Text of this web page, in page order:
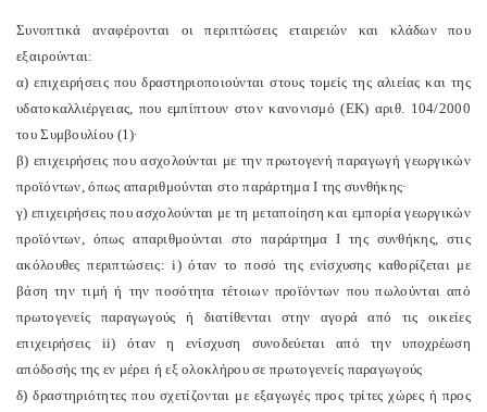
Συνοπτικά αναφέρονται οι περιπτώσεις εταιρειών και κλάδων που
εξαιρούνται:
α) επιχειρήσεις που δραστηριοποιούνται στους τομείς της αλιείας και της
υδατοκαλλιέργειας, που εμπίπτουν στον κανονισμό (ΕΚ) αριθ. 104/2000
του Συμβουλίου (1)·
β) επιχειρήσεις που ασχολούνται με την πρωτογενή παραγωγή γεωργικών
προϊόντων, όπως απαριθμούνται στο παράρτημα I της συνθήκης·
γ) επιχειρήσεις που ασχολούνται με τη μεταποίηση και εμπορία γεωργικών
προϊόντων, όπως απαριθμούνται στο παράρτημα I της συνθήκης, στις
ακόλουθες περιπτώσεις: i) όταν το ποσό της ενίσχυσης καθορίζεται με
βάση την τιμή ή την ποσότητα τέτοιων προϊόντων που πωλούνται από
πρωτογενείς παραγωγούς ή διατίθενται στην αγορά από τις οικείες
επιχειρήσεις ii) όταν η ενίσχυση συνοδεύεται από την υποχρέωση
απόδοσής της εν μέρει ή εξ ολοκλήρου σε πρωτογενείς παραγωγούς
δ) δραστηριότητες που σχετίζονται με εξαγωγές προς τρίτες χώρες ή προς